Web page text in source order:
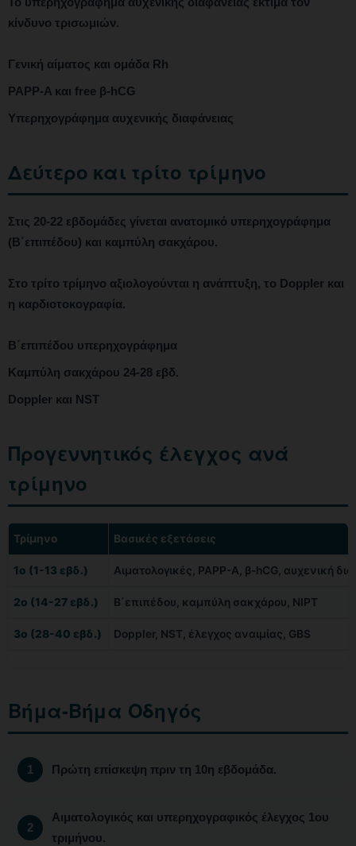
κίνδυνο τρισωμιών.
Γενική αίματος και ομάδα Rh
PAPP-A και free β-hCG
Υπερηχογράφημα αυχενικής διαφάνειας
Δεύτερο και τρίτο τρίμηνο
Στις 20-22 εβδομάδες γίνεται ανατομικό υπερηχογράφημα
(Β΄επιπέδου) και καμπύλη σακχάρου.
Στο τρίτο τρίμηνο αξιολογούνται η ανάπτυξη, το Doppler και
η καρδιοτοκογραφία.
Β΄επιπέδου υπερηχογράφημα
Καμπύλη σακχάρου 24-28 εβδ.
Doppler και NST
Προγεννητικός έλεγχος ανά
τρίμηνο
Τρίμηνο Βασικές εξετάσεις
1ο (1-13 εβδ.) Αιματολογικές, PAPP-A, β-hCG, αυχενική
2ο (14-27 εβδ.) Β΄επιπέδου, καμπύλη σακχάρου, NIPT
3ο (28-40 εβδ.) Doppler, NST, έλεγχος αναιμίας, GBS
Βήμα-Βήμα Οδηγός
Πρώτη επίσκεψη πριν τη 10η εβδομάδα.
Αιματολογικός και υπερηχογραφικός έλεγχος 1ου
τριμήνου.